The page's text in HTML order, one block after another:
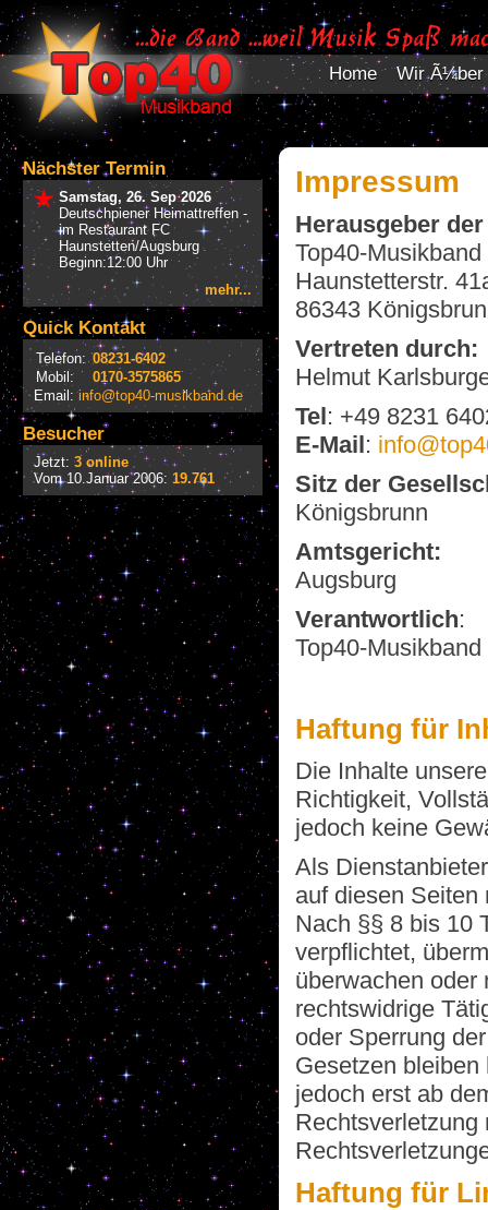
Home Wir Ã¼ber
Nächster Termin
Samstag, 26. Sep 2026
Deutschpiener Heimattreffen -
im Restaurant FC
Haunstetten/Augsburg
Beginn:12:00 Uhr
mehr...
Quick Kontakt
Telefon: 08231-6402
Mobil:
0170-3575865
Email:info@top40-musikband.de
Besucher
Jetzt: 3 online
Vom 10.Januar 2006: 19.761
Impressum
Herausgeber
Top40-Musikband
Haunstetterstr.
86343
Vertreten durch:
Helmut
Tel: +49 8231
E-Mail:
Sitz der
Königsbrunn
Amtsgericht:
Augsburg
Verantwortlich:
Top40-
Haftung für
Die Inhalte
Richtigkeit,
jedoch keine
Als
auf diesen Seiten
Nach §§ 8 bis 10
verpflichtet,
überwachen oder
rechtswidrige
oder Sperrung
Gesetzen
jedoch erst ab
Rechtsverletzung
Haftung für